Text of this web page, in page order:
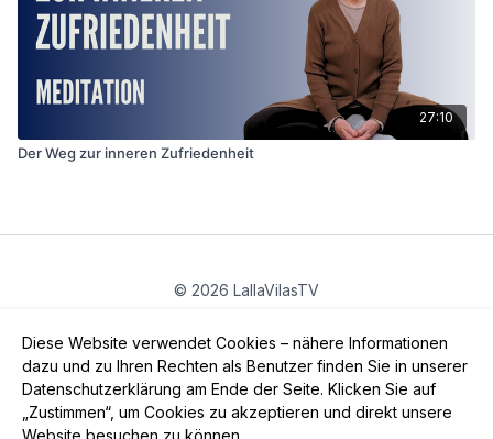
Diese Website verwendet Cookies – nähere Informationen
dazu und zu Ihren Rechten als Benutzer finden Sie in unserer
Datenschutzerklärung am Ende der Seite. Klicken Sie auf
„Zustimmen“, um Cookies zu akzeptieren und direkt unsere
Website besuchen zu können.
27:10
Der Weg zur inneren Zufriedenheit
© 2026 LallaVilasTV
App holen ->